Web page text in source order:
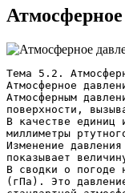
Атмосферное
Тема 5.2.
Атмосферное
Атмосферным
поверхности,
В качестве единиц
миллиметры
Изменение
показывает
В сводки о погоде
(гПа). Это